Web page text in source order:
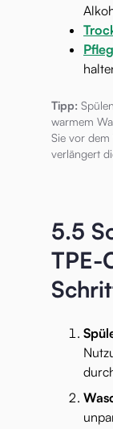
Tipp:
warmem
Sie vor dem
verlängert
5.5
TPE-